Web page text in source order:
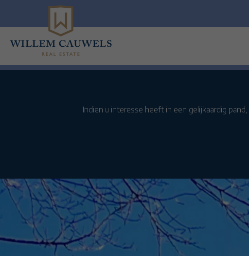
Menu overslaan en naar de inhoud gaan
Indien u interesse heeft in een gelijkaardig pand,